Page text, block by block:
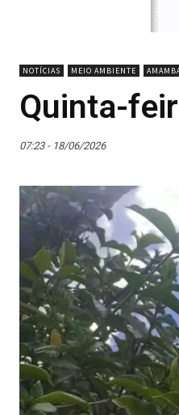
NOTÍCIAS MEIO AMBIENTE
Quinta-
07:23 - 18/06/2026